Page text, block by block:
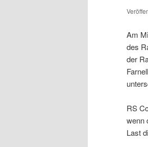
Am
des
der
RS
wenn
Last